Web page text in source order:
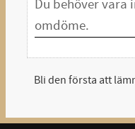
Bli den första att